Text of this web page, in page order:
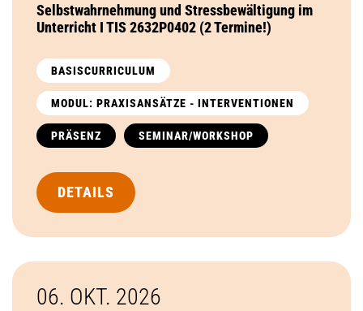
Selbstwahrnehmung und Stressbewältigung im
Unterricht I TIS 2632P0402 (2 Termine!)
BASISCURRICULUM
MODUL: PRAXISANSÄTZE - INTERVENTIONEN
PRÄSENZ SEMINAR/WORKSHOP
DETAILS
06. OKT. 2026